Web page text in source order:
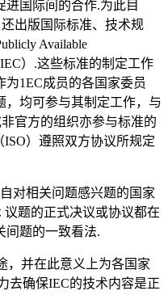
国际间的合作.为此目
出版国际标准、技术规
Available
）.这些标准的制定工作
1EC成员的各国家委员
，均可参与其制定工作，与
官方的组织亦参与标准的
）遵照双方协议所规定
对相关问题感兴题的国家
题的正式决议或协议都在
间题的一致看法.
，并在此意义上为各国家
去确保IEC的技术内容是正